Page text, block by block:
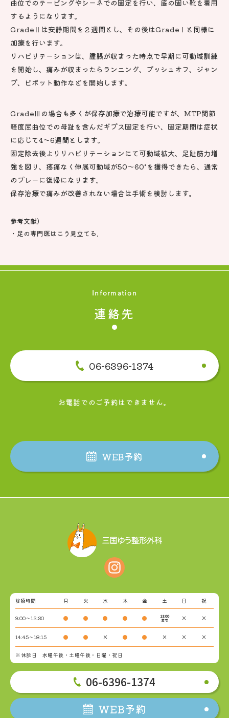
曲位でのテーピングやシーネでの固定を行い、底の固い靴を着用
するようになります。
GradeⅡは安静期間を２週間とし、その後はGradeⅠと同様に
加療を行います。
リハビリテーションは、腫脹が収まった時点で早期に可動域訓練
を開始し、痛みが収まったらランニング、プッシュオフ、ジャン
プ、ピボット動作などを開始します。
GradeⅢの場合も多くが保存加療で治療可能ですが、MTP関節
軽度屈曲位での母趾を含んだギプス固定を行い、固定期間は症状
に応じて4～6週間とします。
固定除去後よりリハビリテーションにて可動域拡大、足趾筋力増
強を図り、疼痛なく伸展可動域が50～60°を獲得できたら、通常
のプレーに復帰になります。
保存治療で痛みが改善されない場合は手術を検討します。
参考文献）
・足の専門医はこう見立てる.
Information
連絡先
06-6396-1374
お電話でのご予約はできません。
WEB予約
診療時間 月 火 水 木 金 土 日 祝
9:00～12:30 ● ● ● ● ●
13:00
まで
× ×
14:45～18:15 ● ● × ● ● × × ×
※休診日 水曜午後・土曜午後・日曜・祝日
06-6396-1374
WEB予約